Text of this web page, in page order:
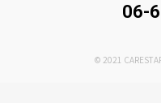
06-
© 2021